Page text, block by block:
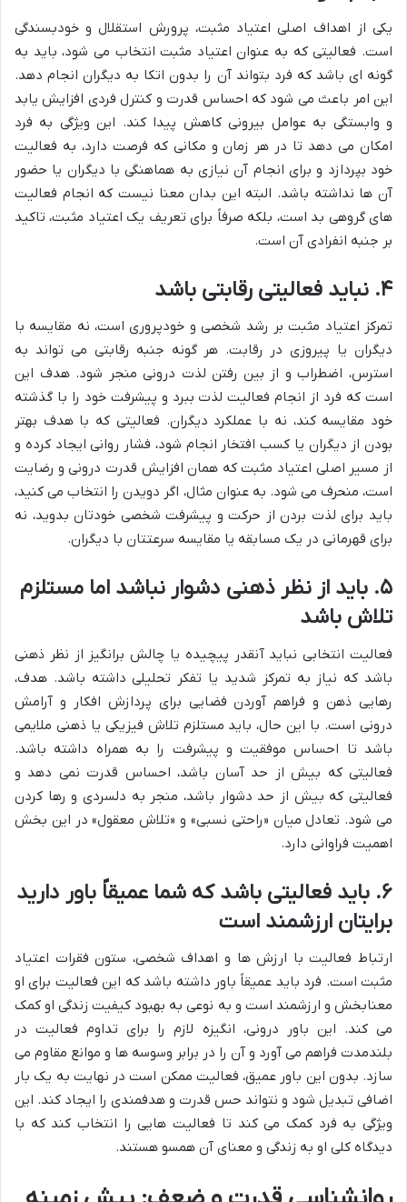
یکی از اهداف اصلی اعتیاد مثبت، پرورش استقلال و خودبسندگی
است. فعالیتی که به عنوان اعتیاد مثبت انتخاب می شود، باید به
گونه ای باشد که فرد بتواند آن را بدون اتکا به دیگران انجام دهد.
این امر باعث می شود که احساس قدرت و کنترل فردی افزایش یابد
و وابستگی به عوامل بیرونی کاهش پیدا کند. این ویژگی به فرد
امکان می دهد تا در هر زمان و مکانی که فرصت دارد، به فعالیت
خود بپردازد و برای انجام آن نیازی به هماهنگی با دیگران یا حضور
آن ها نداشته باشد. البته این بدان معنا نیست که انجام فعالیت
های گروهی بد است، بلکه صرفاً برای تعریف یک اعتیاد مثبت، تاکید
بر جنبه انفرادی آن است.
۴. نباید فعالیتی رقابتی باشد
تمرکز اعتیاد مثبت بر رشد شخصی و خودپروری است، نه مقایسه با
دیگران یا پیروزی در رقابت. هر گونه جنبه رقابتی می تواند به
استرس، اضطراب و از بین رفتن لذت درونی منجر شود. هدف این
است که فرد از انجام فعالیت لذت ببرد و پیشرفت خود را با گذشته
خود مقایسه کند، نه با عملکرد دیگران. فعالیتی که با هدف بهتر
بودن از دیگران یا کسب افتخار انجام شود، فشار روانی ایجاد کرده و
از مسیر اصلی اعتیاد مثبت که همان افزایش قدرت درونی و رضایت
است، منحرف می شود. به عنوان مثال، اگر دویدن را انتخاب می کنید،
باید برای لذت بردن از حرکت و پیشرفت شخصی خودتان بدوید، نه
برای قهرمانی در یک مسابقه یا مقایسه سرعتتان با دیگران.
۵. باید از نظر ذهنی دشوار نباشد اما مستلزم
تلاش باشد
فعالیت انتخابی نباید آنقدر پیچیده یا چالش برانگیز از نظر ذهنی
باشد که نیاز به تمرکز شدید یا تفکر تحلیلی داشته باشد. هدف،
رهایی ذهن و فراهم آوردن فضایی برای پردازش افکار و آرامش
درونی است. با این حال، باید مستلزم تلاش فیزیکی یا ذهنی ملایمی
باشد تا احساس موفقیت و پیشرفت را به همراه داشته باشد.
فعالیتی که بیش از حد آسان باشد، احساس قدرت نمی دهد و
فعالیتی که بیش از حد دشوار باشد، منجر به دلسردی و رها کردن
می شود. تعادل میان «راحتی نسبی» و «تلاش معقول» در این بخش
اهمیت فراوانی دارد.
۶. باید فعالیتی باشد که شما عمیقاً باور دارید
برایتان ارزشمند است
ارتباط فعالیت با ارزش ها و اهداف شخصی، ستون فقرات اعتیاد
مثبت است. فرد باید عمیقاً باور داشته باشد که این فعالیت برای او
معنابخش و ارزشمند است و به نوعی به بهبود کیفیت زندگی او کمک
می کند. این باور درونی، انگیزه لازم را برای تداوم فعالیت در
بلندمدت فراهم می آورد و آن را در برابر وسوسه ها و موانع مقاوم می
سازد. بدون این باور عمیق، فعالیت ممکن است در نهایت به یک بار
اضافی تبدیل شود و نتواند حس قدرت و هدفمندی را ایجاد کند. این
ویژگی به فرد کمک می کند تا فعالیت هایی را انتخاب کند که با
دیدگاه کلی او به زندگی و معنای آن همسو هستند.